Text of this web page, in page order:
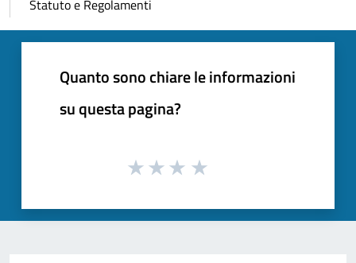
Statuto e Regolamenti
Quanto sono chiare le informazioni
su questa pagina?